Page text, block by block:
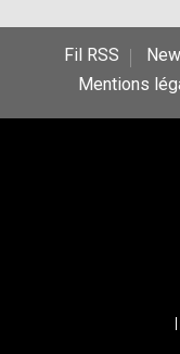
Fil RSS
Mentions